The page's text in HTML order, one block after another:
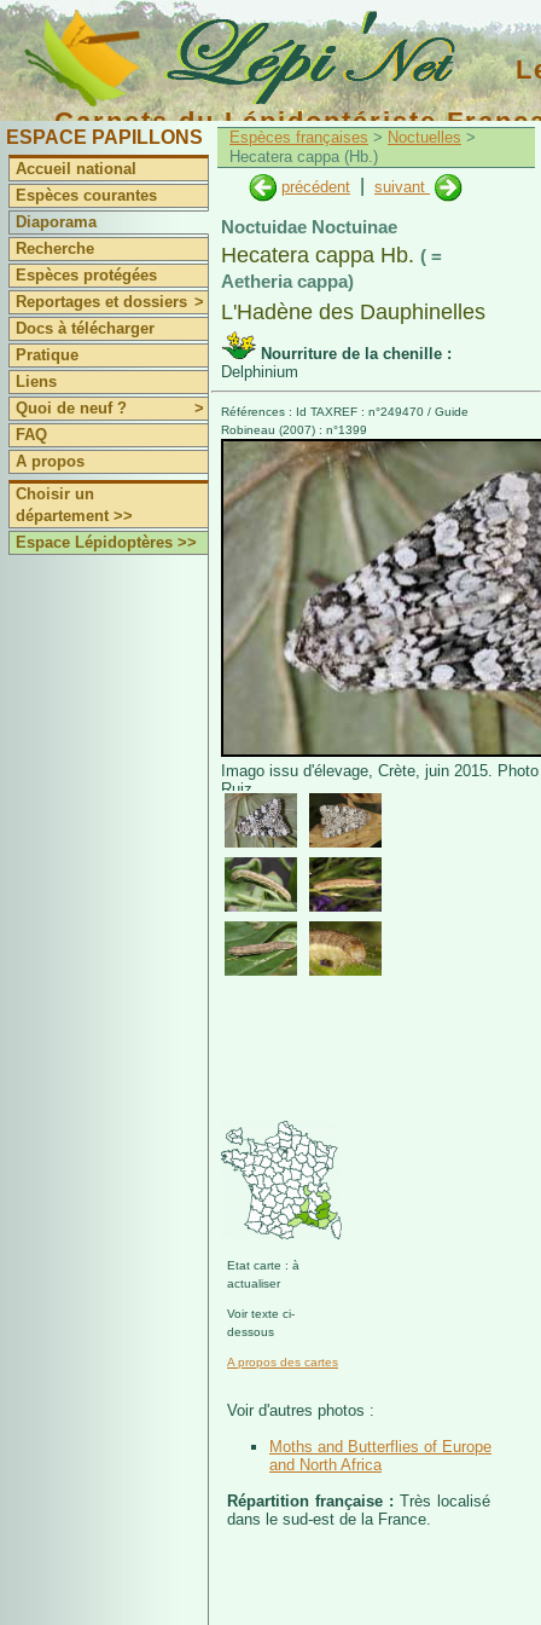
Carnets du Lépidoptériste
ESPACE PAPILLONS
Accueil national
Espèces courantes
Diaporama
Recherche
Espèces protégées
Reportages et dossiers >
Docs à télécharger
Pratique
Liens
Quoi de neuf ?
>
FAQ
A propos
Choisir un
département >>
Espace Lépidoptères >>
Espèces françaises > Noctuelles >
Hecatera cappa (Hb.)
précédent
suivant
Noctuidae Noctuinae
Hecatera cappa Hb. ( =
Aetheria cappa)
L'Hadène des Dauphinelles
Nourriture de la chenille :
Delphinium
Références : Id TAXREF : n°249470 / Guide
Robineau (2007) : n°1399
Imago issu d'élevage, Crète, juin 2015.
Ruiz.
Etat carte : à
actualiser
Voir texte ci-
dessous
A propos des cartes
Voir d'autres photos :
Moths and Butterflies of Europe
and North Africa
Répartition française : Très localisé
dans le sud-est de la France.